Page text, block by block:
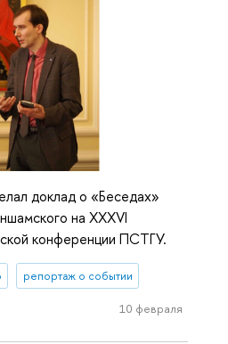
доклад о «Беседах»
на XXXVI
конференции ПСТГУ.
репортаж о событии
10 февраля